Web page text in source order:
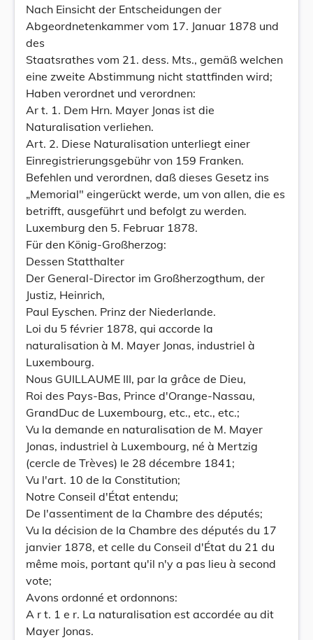
Nach Einsicht der Entscheidungen der
Abgeordnetenkammer vom 17. Januar 1878 und
des
Staatsrathes vom 21. dess. Mts., gemäß welchen
eine zweite Abstimmung nicht stattfinden wird;
Haben verordnet und verordnen:
Ar t. 1. Dem Hrn. Mayer Jonas ist die
Naturalisation verliehen.
Art. 2. Diese Naturalisation unterliegt einer
Einregistrierungsgebühr von 159 Franken.
Befehlen und verordnen, daß dieses Gesetz ins
„Memorial" eingerückt werde, um von allen, die es
betrifft, ausgeführt und befolgt zu werden.
Luxemburg den 5. Februar 1878.
Für den König-Großherzog:
Dessen Statthalter
Der General-Director im Großherzogthum, der
Justiz, Heinrich,
Paul Eyschen. Prinz der Niederlande.
Loi du 5 février 1878, qui accorde la
naturalisation à M. Mayer Jonas, industriel à
Luxembourg.
Nous GUILLAUME III, par la grâce de Dieu,
Roi des Pays-Bas, Prince d'Orange-Nassau,
GrandDuc de Luxembourg, etc., etc., etc.;
Vu la demande en naturalisation de M. Mayer
Jonas, industriel à Luxembourg, né à Mertzig
(cercle de Trèves) le 28 décembre 1841;
Vu l'art. 10 de la Constitution;
Notre Conseil d'État entendu;
De l'assentiment de la Chambre des députés;
Vu la décision de la Chambre des députés du 17
janvier 1878, et celle du Conseil d'État du 21 du
même mois, portant qu'il n'y a pas lieu à second
vote;
Avons ordonné et ordonnons:
A r t. 1 e r. La naturalisation est accordée au dit
Mayer Jonas.